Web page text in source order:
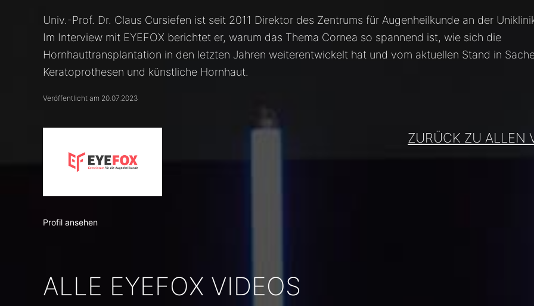
Univ.-Prof. Dr. Claus Cursiefen ist seit 2011 Direktor des Zentrums für Augenheilkunde an der
Im Interview mit EYEFOX berichtet er, warum das Thema Cornea so spannend ist, wie sich die
Hornhauttransplantation in den letzten Jahren weiterentwickelt hat und vom aktuellen Stand in
Keratoprothesen und künstliche Hornhaut.
Veröffentlicht am 20.07.2023
Profil ansehen
ZURÜCK ZU ALLEN
ALLE EYEFOX VIDEOS